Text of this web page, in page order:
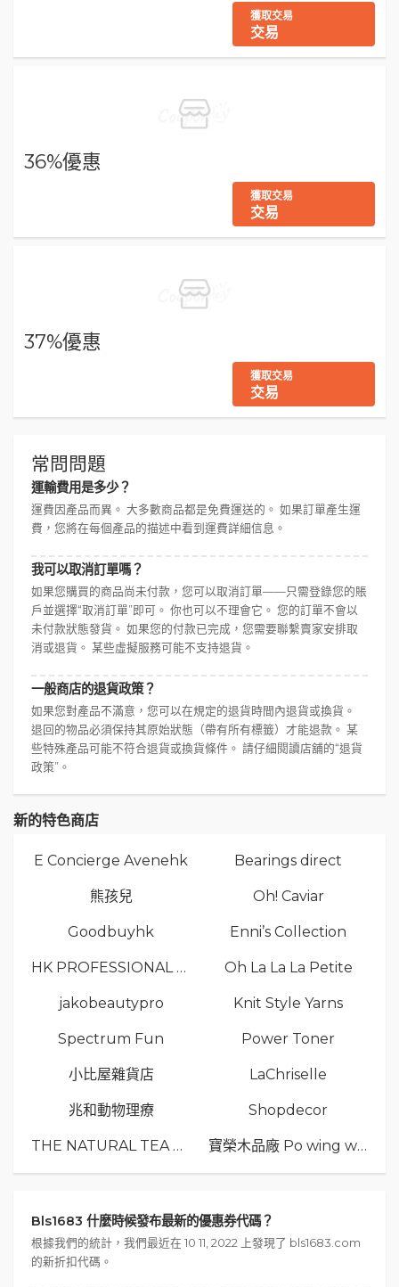
獲取交易
交易
36%優惠
獲取交易
交易
37%優惠
獲取交易
交易
常問問題
運輸費用是多少？
運費因產品而異。 大多數商品都是免費運送的。 如果訂單產生運
費，您將在每個產品的描述中看到運費詳細信息。
我可以取消訂單嗎？
如果您購買的商品尚未付款，您可以取消訂單——只需登錄您的賬
戶並選擇“取消訂單”即可。 你也可以不理會它。 您的訂單不會以
未付款狀態發貨。 如果您的付款已完成，您需要聯繫賣家安排取
消或退貨。 某些虛擬服務可能不支持退貨。
一般商店的退貨政策？
如果您對產品不滿意，您可以在規定的退貨時間內退貨或換貨。
退回的物品必須保持其原始狀態（帶有所有標籤）才能退款。 某
些特殊產品可能不符合退貨或換貨條件。 請仔細閱讀店舖的“退貨
政策”。
新的特色商店
E Concierge Avenehk Bearings direct
熊孩兒 Oh! Caviar
Goodbuyhk Enni’s Collection
HK PROFESSIONAL TV LIMITED Oh La La La Petite
jakobeautypro Knit Style Yarns
Spectrum Fun Power Toner
小比屋雜貨店 LaChriselle
兆和動物理療 Shopdecor
THE NATURAL TEA Co. 寶榮木品廠 Po wing wood
Bls1683 什麼時候發布最新的優惠券代碼？
根據我們的統計，我們最近在 10 11, 2022 上發現了 bls1683.com
的新折扣代碼。